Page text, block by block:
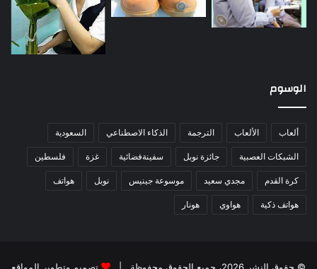
الوسوم
ألعاب الألعاب الترجمة الذكاء الاصطناعي السعودية
الشبكات العصبية جائزة نوبل سفينةفضائية غزة فلسطين
كرة القدم مجدي سعيد موسوعة جينيس نوبل هواتف
هواتف ذكية هواوي هونار